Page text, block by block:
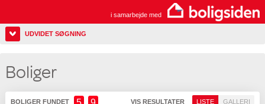
i samarbejde med
UDVIDET SØGNING
Boliger
BOLIGER FUNDET VIS RESULTATER LISTE GALLERI